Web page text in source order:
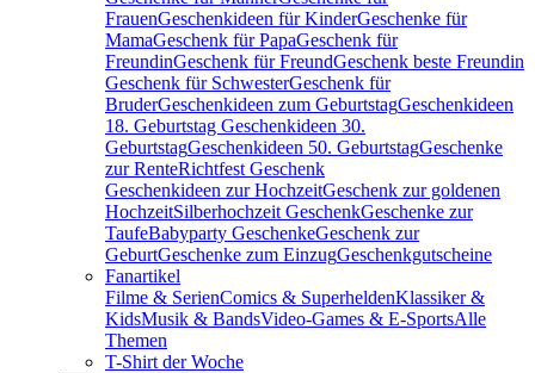
FrauenGeschenkideen für KinderGeschenke für
MamaGeschenk für PapaGeschenk für
FreundinGeschenk für FreundGeschenk beste Freundin
Geschenk für SchwesterGeschenk für
BruderGeschenkideen zum GeburtstagGeschenkideen
18. Geburtstag Geschenkideen 30.
GeburtstagGeschenkideen 50. GeburtstagGeschenke
zur RenteRichtfest Geschenk
Geschenkideen zur HochzeitGeschenk zur goldenen
HochzeitSilberhochzeit GeschenkGeschenke zur
TaufeBabyparty GeschenkeGeschenk zur
GeburtGeschenke zum EinzugGeschenkgutscheine
Fanartikel
Filme & SerienComics & SuperheldenKlassiker &
KidsMusik & BandsVideo-Games & E-SportsAlle
Themen
T-Shirt der Woche